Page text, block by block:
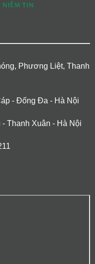
Phương Liệt, Thanh
- Đống Đa - Hà Nội
Thanh Xuân - Hà Nội